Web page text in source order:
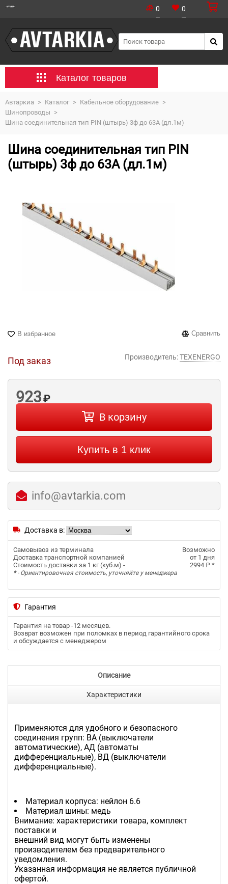
0 0
Каталог товаров
Автаркиа > Каталог > Кабельное оборудование >
Шинопроводы >
Шина соединительная тип PIN (штырь) 3ф до 63А (дл.1м)
Шина соединительная тип PIN
(штырь) 3ф до 63А (дл.1м)
В избранное Сравнить
Под заказ Производитель:TEXENERGO
923₽
В корзину
Купить в 1 клик
info@avtarkia.com
Доставка в:
Самовывоз из терминала
Возможно
Доставка транспортной компанией
от 1 дня
Стоимость доставки за 1 кг (куб.м) -
2994 ₽ *
* - Ориентировочная стоимость, уточняйте у менеджера
Гарантия
Гарантия на товар -12 месяцев.
Возврат возможен при поломках в период гарантийного срока
и обсуждается с менеджером
Описание
Характеристики
Применяются для удобного и безопасного
соединения групп: ВА (выключатели
автоматические), АД (автоматы
дифференциальные), ВД (выключатели
дифференциальные).
Материал корпуса: нейлон 6.6
Материал шины: медь
Внимание: характеристики товара, комплект
поставки и
внешний вид могут быть изменены
производителем без предварительного
уведомления.
Указанная информация не является публичной
офертой.